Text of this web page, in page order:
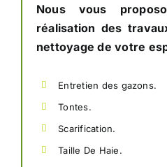
Nous vous
réalisation des
nettoyage de votre
Entretien des gazons.
Tontes.
Scarification.
Taille De Haie.